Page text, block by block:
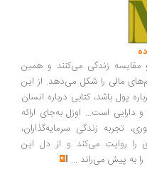
زندگی می‌کنند و همین
را شکل می‌دهد. از این
کتابی درباره انسان
است... اوزل به‌جای ارائه
زندگی سرمایه‌گذاران،
می‌کند و از دل این
می‌راند ...